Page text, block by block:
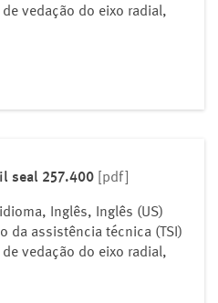
vedação do eixo radial,
seal 257.400 [pdf]
Inglês, Inglês (US)
da assistência técnica (TSI)
vedação do eixo radial,